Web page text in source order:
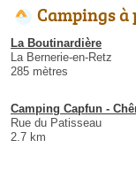
Campings
La Boutinardière
La Bernerie-en-Retz
285 mètres
Camping Capfun -
Rue du Patisseau
2.7 km